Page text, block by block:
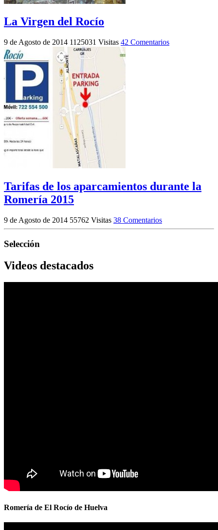
La Virgen del Rocío
9 de Agosto de 2014 1125031 Visitas 42 Comentarios
Tarifas de los aparcamientos durante la
Romería 2015
9 de Agosto de 2014 55762 Visitas 38 Comentarios
Selección
Videos destacados
Romería de El Rocío de Huelva